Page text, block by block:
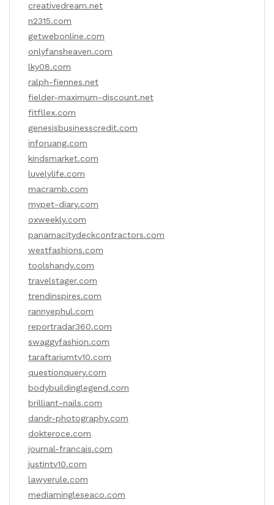
creativedream.net
n2315.com
getwebonline.com
onlyfansheaven.com
lky08.com
ralph-fiennes.net
fielder-maximum-discount.net
fitfllex.com
genesisbusinesscredit.com
inforuang.com
kindsmarket.com
luvelylife.com
macramb.com
mypet-diary.com
oxweekly.com
panamacitydeckcontractors.com
westfashions.com
toolshandy.com
travelstager.com
trendinspires.com
rannyephul.com
reportradar360.com
swaggyfashion.com
taraftariumtv10.com
questionquery.com
bodybuildinglegend.com
brilliant-nails.com
dandr-photography.com
dokteroce.com
journal-francais.com
justintv10.com
lawyerule.com
mediamingleseaco.com